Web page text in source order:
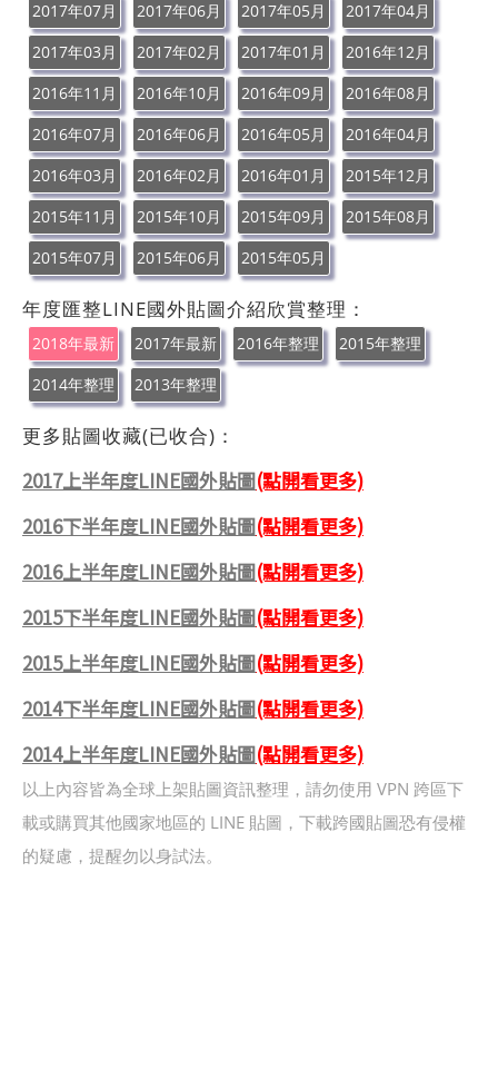
2017年07月
2017年06月 2017年05月
2017年04月
2017年03月
2017年02月 2017年01月
2016年12月
2016年11月
2016年10月 2016年09月
2016年08月
2016年07月
2016年06月 2016年05月
2016年04月
2016年03月
2016年02月 2016年01月
2015年12月
2015年11月
2015年10月 2015年09月
2015年08月
2015年07月
2015年06月 2015年05月
年度匯整LINE國外貼圖介紹欣賞整理：
2018年最新 2017年最新 2016年整理
2015年整理
2014年整理
2013年整理
更多貼圖收藏(已收合)：
2017上半年度LINE國外貼圖(點開看更多)
2016下半年度LINE國外貼圖(點開看更多)
2016上半年度LINE國外貼圖(點開看更多)
2015下半年度LINE國外貼圖(點開看更多)
2015上半年度LINE國外貼圖(點開看更多)
2014下半年度LINE國外貼圖(點開看更多)
2014上半年度LINE國外貼圖(點開看更多)
以上內容皆為全球上架貼圖資訊整理，請勿使用 VPN 跨區下
載或購買其他國家地區的 LINE 貼圖，下載跨國貼圖恐有侵權
的疑慮，提醒勿以身試法。